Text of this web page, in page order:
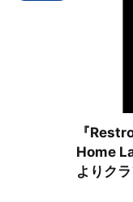
『
Home
よりク